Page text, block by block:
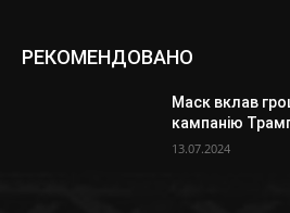
РЕКОМЕНДОВАНО
Маск вклав
кампанію
13.07.2024